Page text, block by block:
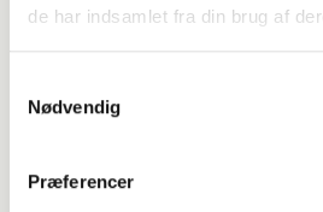
de har indsamlet fra din brug af
Nødvendig
Præferencer